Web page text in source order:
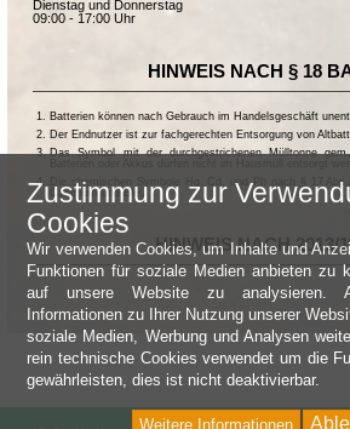
Dienstag und Donnerstag
09:00 - 17:00 Uhr
HINWEIS NACH § 18
Batterien können nach Gebrauch im Handelsgeschäft
Der Endnutzer ist zur fachgerechten Entsorgung von
Das Symbol mit der durchgestrichenen Mülltonne
Die chemischen Symbole Hg, Cd, und Pb nach § 17
Cadmium und Blei.
HINWEIS NACH 2013/
Zustimmung zur
Cookies
Wir verwenden Cookies, um Inhalte und
Funktionen für soziale Medien anbieten zu
auf unsere Website zu analysieren.
Informationen zu Ihrer Nutzung unserer
soziale Medien, Werbung und Analysen
rein technische Cookies verwendet um die
gewährleisten, dies ist nicht deaktivierbar.
Weitere Informationen